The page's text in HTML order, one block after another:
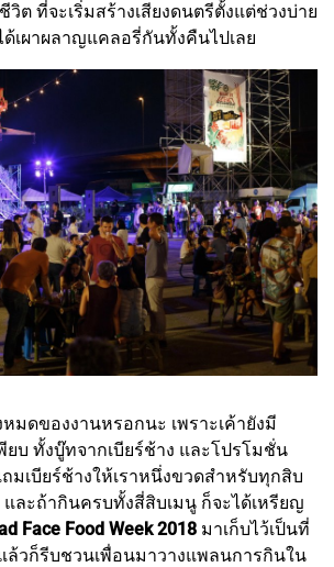
วิต ที่จะเริ่มสร้างเสียงดนตรีตั้งแต่ช่วงบ่าย
ด้เผาผลาญแคลอรี่กันทั้งคืนไปเลย
มดของงานหรอกนะ เพราะเค้ายังมี
ยบ ทั้งบู๊ทจากเบียร์ช้าง และโปรโมชั่น
มเบียร์ช้างให้เราหนึ่งขวดสำหรับทุกสิบ
และถ้ากินครบทั้งสี่สิบเมนู ก็จะได้เหรียญ
Face Food Week 2018 มาเก็บไว้เป็นที่
ล้วก็รีบชวนเพื่อนมาวางแพลนการกินใน